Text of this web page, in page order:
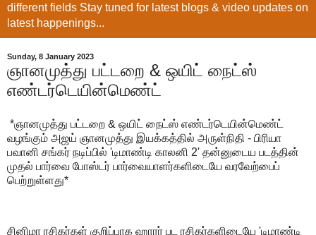
different fields Stay tuned for latest blogs & video updates on
latest happenings...
Sunday, 8 January 2023
ஞானமுத்து பட்டறை & ஒயிட் நைட்ஸ்
எண்டர்டெயின்மெண்ட்
*ஞானமுத்து பட்டறை & ஒயிட் நைட்ஸ் எண்டர்டெயின்மெண்ட்
வழங்கும் அஜய் ஞானமுத்து இயக்கத்தில் அருள்நிதி - பிரியா
பவானி சங்கர் நடிப்பில் 'டிமாண்டி காலனி 2' தன்னுடைய படத்தின்
முதல் பார்வை போஸ்டர் பார்வையாளர்களிடையே வரவேற்பைப்
பெற்றுள்ளது*
சினிமா ரசிகர்கள் குறிப்பாக ஹாரர் பட ரசிகர்களிடையே 'டிமாண்டி